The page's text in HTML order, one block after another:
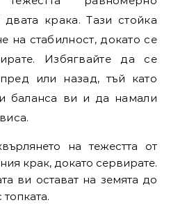
крака. Тази стойка
на стабилност, докато се
Избягвайте да се
или назад, тъй като
баланса ви и да намали
на тежестта от
крак, докато сервирате.
ви остават на земята до